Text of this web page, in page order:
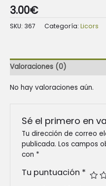
3.00€
SKU: 367 Categoría: Licors
Valoraciones (0)
No hay valoraciones aún.
Sé el primero en
Tu dirección de correo
publicada. Los campos
con *
Tu puntuación *